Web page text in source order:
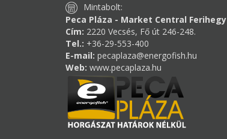
Mintabolt:
Peca Pláza - Market Central Ferihegy
Cím: 2220 Vecsés, Fő út 246-248.
Tel.: +36-29-553-400
E-mail: pecaplaza@energofish.hu
Web: www.pecaplaza.hu